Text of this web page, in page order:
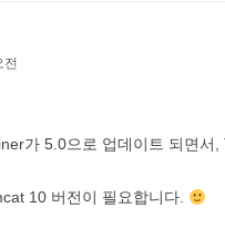
가 5.0으로 업데이트 되면서
10 버전이 필요합니다.